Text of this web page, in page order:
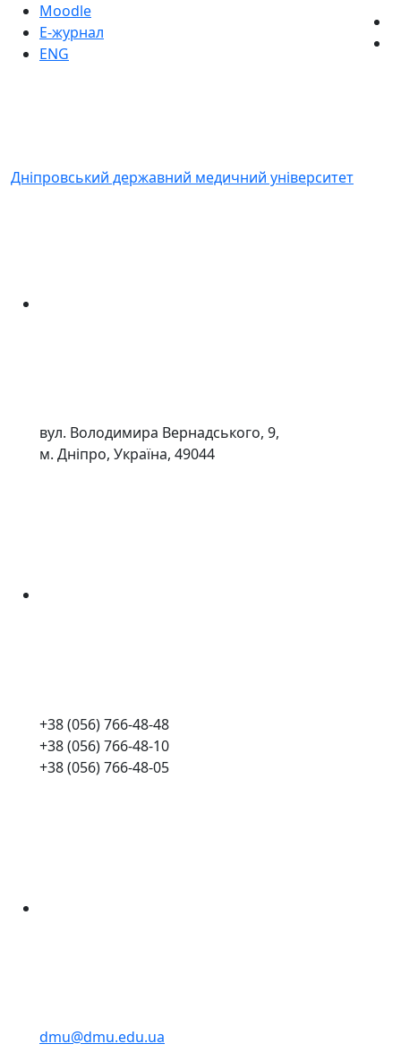
Moodle
Е-журнал
ENG
Дніпровський державний медичний університет
вул. Володимира Вернадського, 9,
м. Дніпро, Україна, 49044
+38 (056) 766-48-48
+38 (056) 766-48-10
+38 (056) 766-48-05
dmu@dmu.edu.ua